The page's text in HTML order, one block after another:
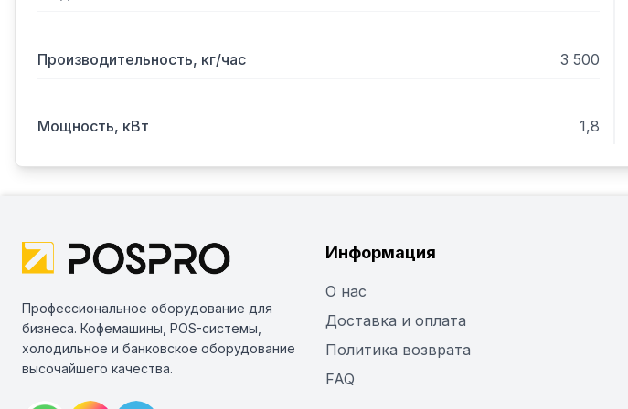
Производительность, кг/час 3 500
Мощность, кВт 1,8
Профессиональное оборудование для
бизнеса. Кофемашины, POS-системы,
холодильное и банковское оборудование
высочайшего качества.
Информация
О нас
Доставка и оплата
Политика возврата
FAQ